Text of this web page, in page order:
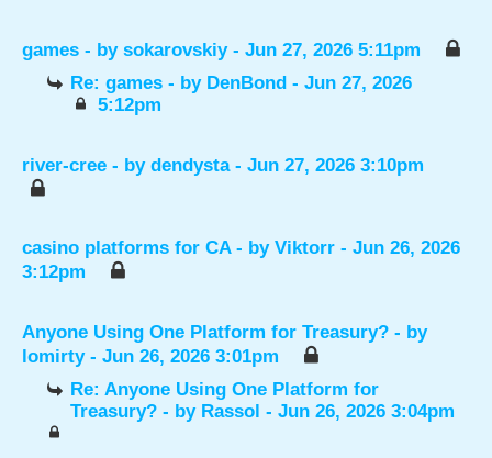
games - by sokarovskiy- Jun 27, 2026 5:11pm
Re: games - by DenBond - Jun 27, 2026
5:12pm
river-cree - by dendysta- Jun 27, 2026 3:10pm
casino platforms for CA - by Viktorr - Jun 26, 2026
3:12pm
Anyone Using One Platform for Treasury? - by
lomirty- Jun 26, 2026 3:01pm
Re: Anyone Using One Platform for
Treasury? - by Rassol - Jun 26, 2026 3:04pm